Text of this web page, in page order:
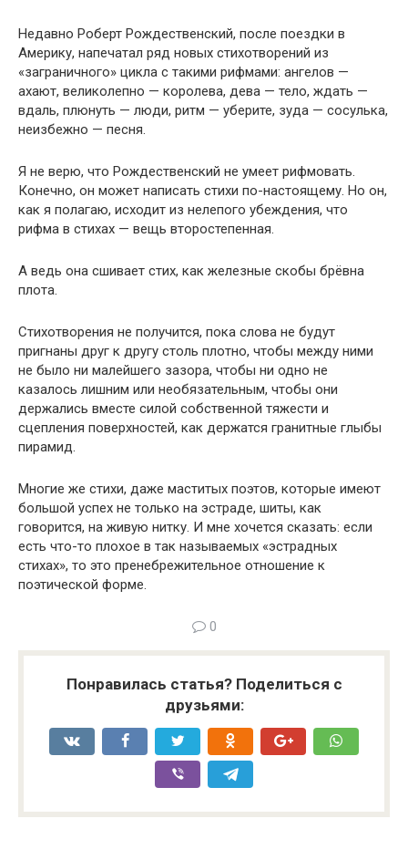
Недавно Роберт Рождественский, после поездки в
Америку, напечатал ряд новых стихотворений из
«заграничного» цикла с такими рифмами: ангелов —
ахают, великолепно — королева, дева — тело, ждать —
вдаль, плюнуть — люди, ритм — уберите, зуда — сосулька,
неизбежно — песня.
Я не верю, что Рождественский не умеет рифмовать.
Конечно, он может написать стихи по-настоящему. Но он,
как я полагаю, исходит из нелепого убеждения, что
рифма в стихах — вещь второстепенная.
А ведь она сшивает стих, как железные скобы брёвна
плота.
Стихотворения не получится, пока слова не будут
пригнаны друг к другу столь плотно, чтобы между ними
не было ни малейшего зазора, чтобы ни одно не
казалось лишним или необязательным, чтобы они
держались вместе силой собственной тяжести и
сцепления поверхностей, как держатся гранитные глыбы
пирамид.
Многие же стихи, даже маститых поэтов, которые имеют
большой успех не только на эстраде, шиты, как
говорится, на живую нитку. И мне хочется сказать: если
есть что-то плохое в так называемых «эстрадных
стихах», то это пренебрежительное отношение к
поэтической форме.
0
Понравилась статья? Поделиться с
друзьями: